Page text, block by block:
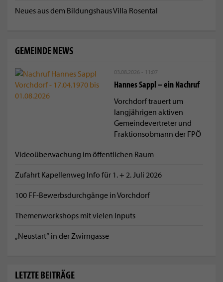
Neues aus dem Bildungshaus Villa Rosental
GEMEINDE NEWS
03.08.2026 - 11:07
Hannes Sappl – ein Nachruf
Vorchdorf trauert um
langjährigen aktiven
Gemeindevertreter und
Fraktionsobmann der FPÖ
Videoüberwachung im öffentlichen Raum
Zufahrt Kapellenweg Info für 1. + 2. Juli 2026
100 FF-Bewerbsdurchgänge in Vorchdorf
Themenworkshops mit vielen Inputs
„Neustart“ in der Zwirngasse
LETZTE BEITRÄGE